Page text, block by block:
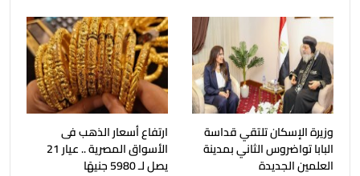
وزيرة الإسكان تلتقي قداسة
البابا تواضروس الثاني بمدينة
العلمين الجديدة
ارتفاع أسعار الذهب فى
الأسواق المصرية .. عيار 21
يصل لـ 5980 جنيهًا